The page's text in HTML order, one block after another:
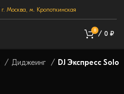
г. Москва, м. Кропоткинская
0 / 0 ₽
Диджеинг DJ Экспресс Solo